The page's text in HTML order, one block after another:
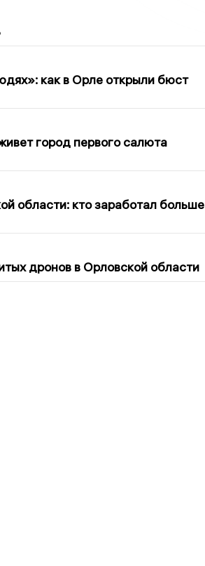
как в Орле открыли бюст
город первого салюта
области: кто заработал больше
дронов в Орловской области